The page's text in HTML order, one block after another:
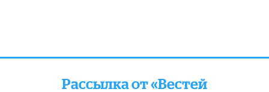
Рассылка от «Вестей